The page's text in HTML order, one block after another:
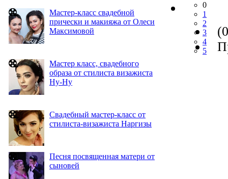
Мастер-класс свадебной
прически и макияжа от Олеси
Максимовой
Мастер класс, свадебного
образа от стилиста визажиста
Ну-Ну
Свадебный мастер-класс от
стилиста-визажиста Наргизы
Песня посвященная матери от
сыновей
0
1
2
3
4
5